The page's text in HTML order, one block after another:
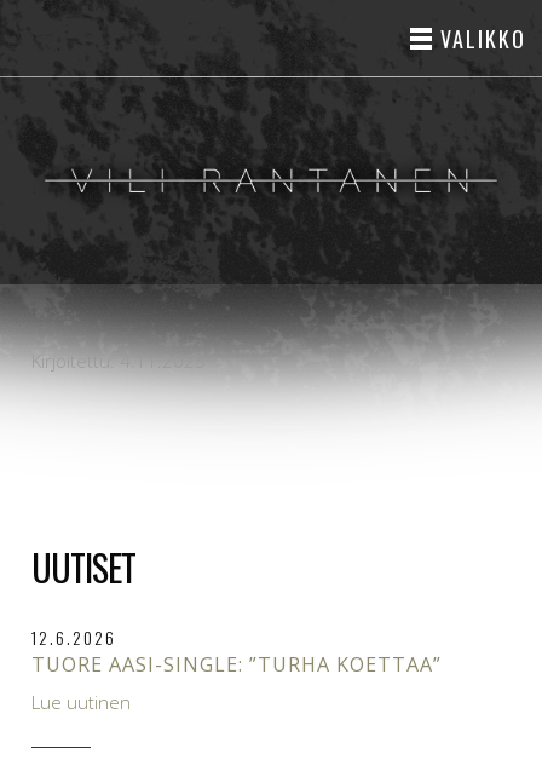
VALIKKO
Kirjoitettu: 4.11.2025
UUTISET
12.6.2026
TUORE AASI-SINGLE: ”TURHA KOETTAA”
Lue uutinen